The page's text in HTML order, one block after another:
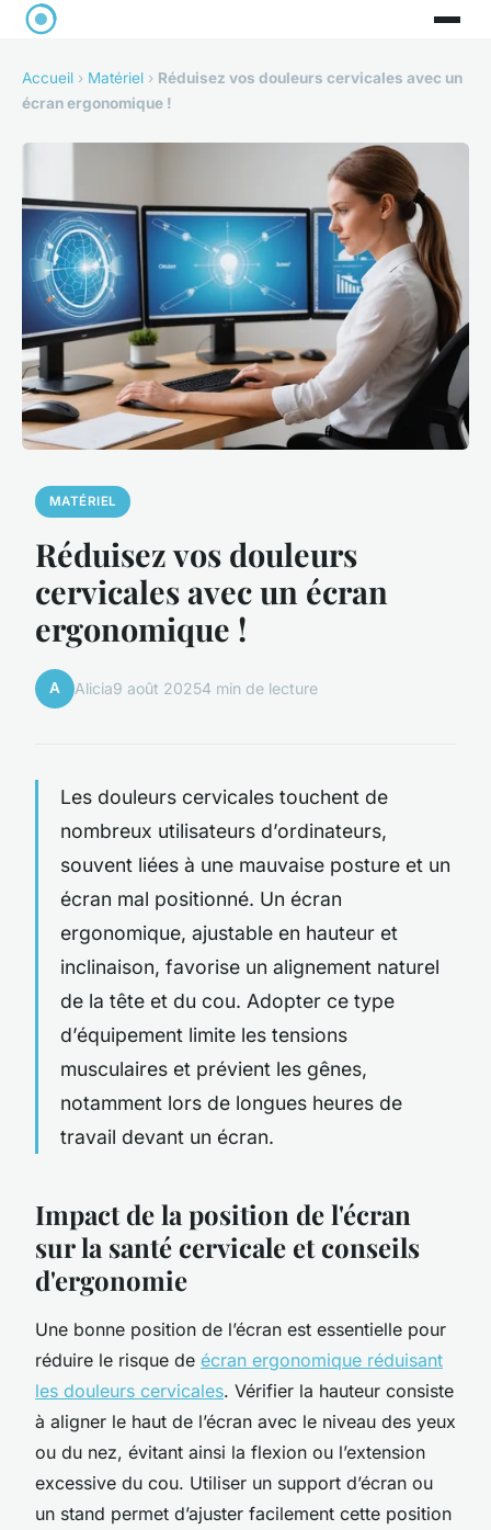
Accueil › Matériel › Réduisez vos douleurs cervicales avec un
écran ergonomique !
MATÉRIEL
Réduisez vos douleurs
cervicales avec un écran
ergonomique !
A Alicia9 août 20254 min de lecture
Les douleurs cervicales touchent de
nombreux utilisateurs d’ordinateurs,
souvent liées à une mauvaise posture et un
écran mal positionné. Un écran
ergonomique, ajustable en hauteur et
inclinaison, favorise un alignement naturel
de la tête et du cou. Adopter ce type
d’équipement limite les tensions
musculaires et prévient les gênes,
notamment lors de longues heures de
travail devant un écran.
Impact de la position de l'écran
sur la santé cervicale et conseils
d'ergonomie
Une bonne position de l’écran est essentielle pour
réduire le risque de écran ergonomique réduisant
les douleurs cervicales. Vérifier la hauteur consiste
à aligner le haut de l’écran avec le niveau des yeux
ou du nez, évitant ainsi la flexion ou l’extension
excessive du cou. Utiliser un support d’écran ou
un stand permet d’ajuster facilement cette position